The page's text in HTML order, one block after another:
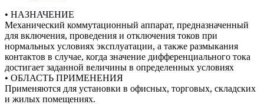
• НАЗНАЧЕНИЕ
Механический коммутационный аппарат, предназначенный
для включения, проведения и отключения токов при
нормальных условиях эксплуатации, а также размыкания
контактов в случае, когда значение дифференциального тока
достигает заданной величины в определенных условиях
• ОБЛАСТЬ ПРИМЕНЕНИЯ
Применяются для установки в офисных, торговых, складских
и жилых помещениях.